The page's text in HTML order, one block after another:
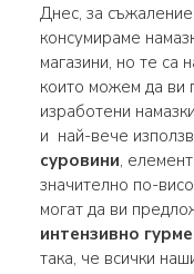
Днес, за
консумираме
магазини, но те са
които можем да
изработени
и най-вече
суровини,
значително по-
могат да ви
интензивно
така, че всички